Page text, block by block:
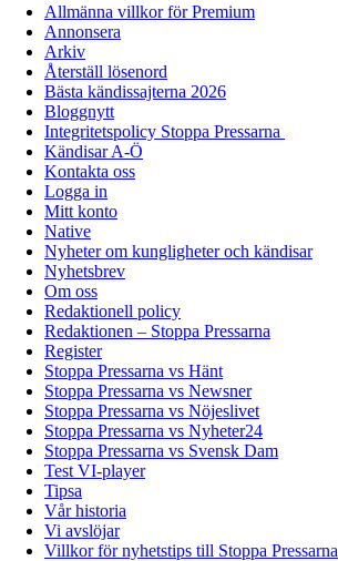
Allmänna villkor för Premium
Annonsera
Arkiv
Återställ lösenord
Bästa kändissajterna 2026
Bloggnytt
Integritetspolicy Stoppa Pressarna
Kändisar A-Ö
Kontakta oss
Logga in
Mitt konto
Native
Nyheter om kungligheter och kändisar
Nyhetsbrev
Om oss
Redaktionell policy
Redaktionen – Stoppa Pressarna
Register
Stoppa Pressarna vs Hänt
Stoppa Pressarna vs Newsner
Stoppa Pressarna vs Nöjeslivet
Stoppa Pressarna vs Nyheter24
Stoppa Pressarna vs Svensk Dam
Test VI-player
Tipsa
Vår historia
Vi avslöjar
Villkor för nyhetstips till Stoppa Pressarna